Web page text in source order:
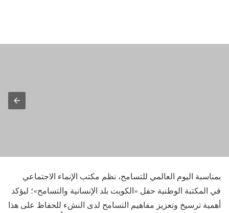
بمناسبة اليوم العالمي للتسامح، نظم مكتب الإنماء الاجتماعي
في المكتبة الوطنية حفل «الكويت بلد الإنسانية والتسامح»؛ ليؤكد
أهمية ترسيخ وتعزيز مفاهيم التسامح لدى النشء للحفاظ على هذا